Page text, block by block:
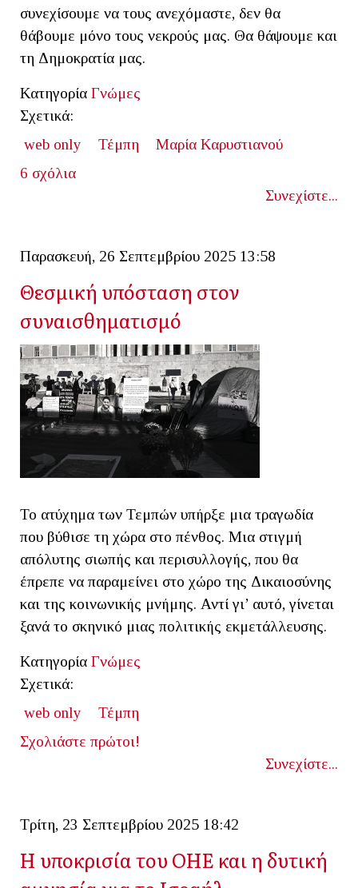
συνεχίσουμε να τους ανεχόμαστε, δεν θα
θάβουμε μόνο τους νεκρούς μας. Θα θάψουμε και
τη Δημοκρατία μας.
Κατηγορία Γνώμες
Σχετικά:
web only
Τέμπη
Μαρία Καρυστιανού
6 σχόλια
Συνεχίστε...
Παρασκευή, 26 Σεπτεμβρίου 2025 13:58
Θεσμική υπόσταση στον
συναισθηματισμό
Το ατύχημα των Τεμπών υπήρξε μια τραγωδία
που βύθισε τη χώρα στο πένθος. Μια στιγμή
απόλυτης σιωπής και περισυλλογής, που θα
έπρεπε να παραμείνει στο χώρο της Δικαιοσύνης
και της κοινωνικής μνήμης. Αντί γι’ αυτό, γίνεται
ξανά το σκηνικό μιας πολιτικής εκμετάλλευσης.
Κατηγορία Γνώμες
Σχετικά:
web only
Τέμπη
Σχολιάστε πρώτοι!
Συνεχίστε...
Τρίτη, 23 Σεπτεμβρίου 2025 18:42
Η υποκρισία του ΟΗΕ και η δυτική